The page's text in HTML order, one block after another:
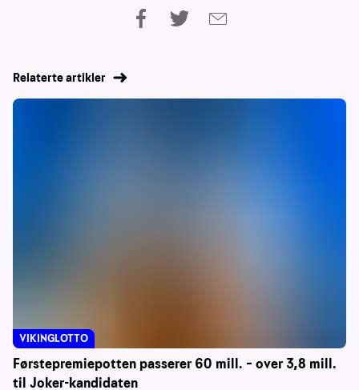
Relaterte artikler
Førstepremiepotten passerer 60 mill. – over 3,8 mill.
til Joker-kandidaten
VIKINGLOTTO